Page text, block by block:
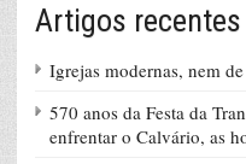
Artigos recentes
Igrejas modernas, nem
570 anos da Festa da
enfrentar o Calvário, as